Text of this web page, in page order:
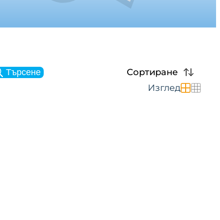
Търсене
Сортиране
Изглед